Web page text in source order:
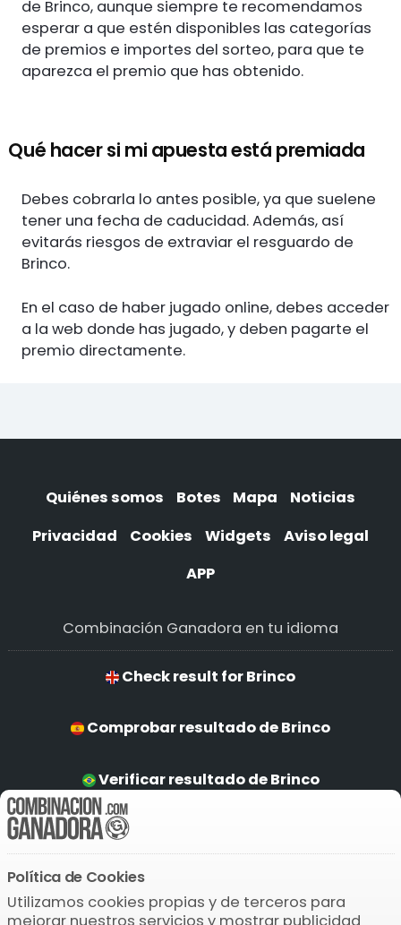
de Brinco, aunque siempre te recomendamos
esperar a que estén disponibles las categorías
de premios e importes del sorteo, para que te
aparezca el premio que has obtenido.
Qué hacer si mi apuesta está premiada
Debes cobrarla lo antes posible, ya que suelene
tener una fecha de caducidad. Además, así
evitarás riesgos de extraviar el resguardo de
Brinco.
En el caso de haber jugado online, debes acceder
a la web donde has jugado, y deben pagarte el
premio directamente.
Quiénes somos Botes Mapa
Noticias
Privacidad
Cookies Widgets
Aviso legal
APP
Combinación Ganadora en tu idioma
Check result for Brinco
Comprobar resultado de Brinco
Verificar resultado de Brinco
Ergebnis prüfen von Brinco
Descarga la APP
Política de Cookies
Utilizamos cookies propias y de terceros para